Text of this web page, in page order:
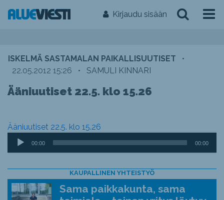
Kirjaudu sisään
ISKELMÄ SASTAMALAN PAIKALLISUUTISET
•
22.05.2012 15:26
• SAMULI KINNARI
Ääniuutiset 22.5. klo 15.26
Ääniuutiset 22.5. klo 15.26
Äänitoistin
00:00 00:00
KAUPALLINEN YHTEISTYÖ
Sama paikkakunta, sama